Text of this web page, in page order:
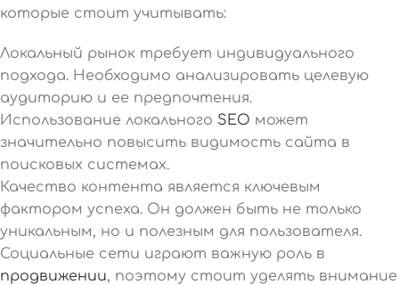
которые стоит учитывать:
Локальный рынок требует индивидуального
подхода. Необходимо анализировать целевую
аудиторию и ее предпочтения.
Использование локального SEO может
значительно повысить видимость сайта в
поисковых системах.
Качество контента является ключевым
фактором успеха. Он должен быть не только
уникальным, но и полезным для пользователя.
Социальные сети играют важную роль в
продвижении, поэтому стоит уделять внимание